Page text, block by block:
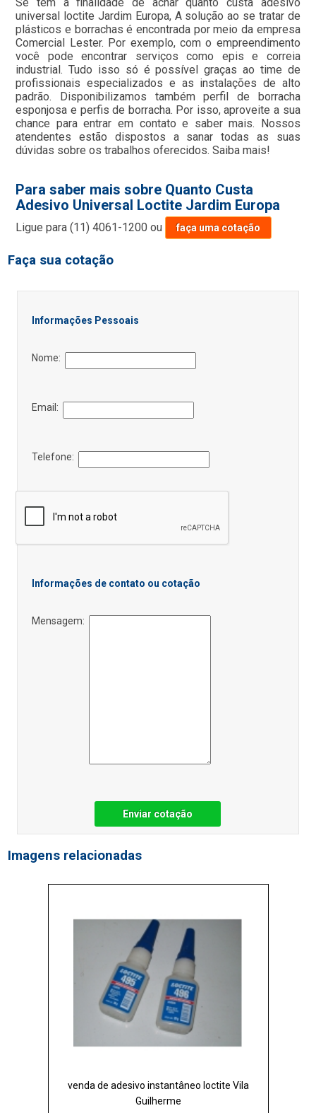
universal loctite Jardim Europa, A solução ao se tratar de
plásticos e borrachas é encontrada por meio da empresa
Comercial Lester. Por exemplo, com o empreendimento
você pode encontrar serviços como epis e correia
industrial. Tudo isso só é possível graças ao time de
profissionais especializados e as instalações de alto
padrão. Disponibilizamos também perfil de borracha
esponjosa e perfis de borracha. Por isso, aproveite a sua
chance para entrar em contato e saber mais. Nossos
atendentes estão dispostos a sanar todas as suas
dúvidas sobre os trabalhos oferecidos. Saiba mais!
Para saber mais sobre Quanto Custa
Adesivo Universal Loctite Jardim Europa
Ligue para(11) 4061-1200 ou faça uma cotação
Faça sua cotação
Informações Pessoais
Nome:
Email:
Telefone:
Informações de contato ou cotação
Mensagem:
Enviar cotação
Imagens relacionadas
venda de adesivo instantâneo loctite Vila
Guilherme